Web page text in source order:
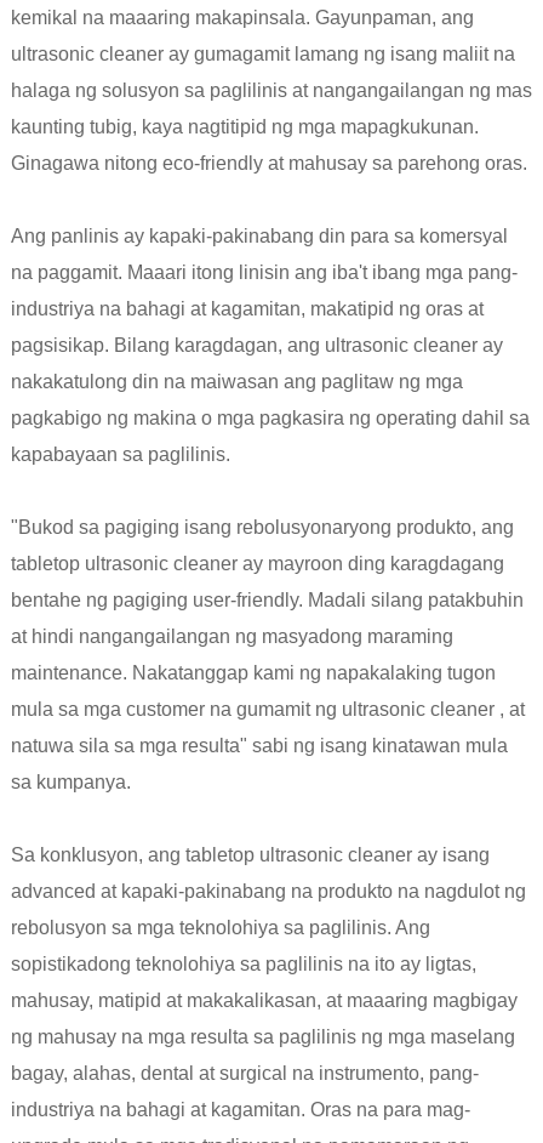
kemikal na maaaring makapinsala. Gayunpaman, ang
ultrasonic cleaner ay gumagamit lamang ng isang maliit na
halaga ng solusyon sa paglilinis at nangangailangan ng mas
kaunting tubig, kaya nagtitipid ng mga mapagkukunan.
Ginagawa nitong eco-friendly at mahusay sa parehong oras.
Ang panlinis ay kapaki-pakinabang din para sa komersyal
na paggamit. Maaari itong linisin ang iba't ibang mga pang-
industriya na bahagi at kagamitan, makatipid ng oras at
pagsisikap. Bilang karagdagan, ang ultrasonic cleaner ay
nakakatulong din na maiwasan ang paglitaw ng mga
pagkabigo ng makina o mga pagkasira ng operating dahil sa
kapabayaan sa paglilinis.
"Bukod sa pagiging isang rebolusyonaryong produkto, ang
tabletop ultrasonic cleaner ay mayroon ding karagdagang
bentahe ng pagiging user-friendly. Madali silang patakbuhin
at hindi nangangailangan ng masyadong maraming
maintenance. Nakatanggap kami ng napakalaking tugon
mula sa mga customer na gumamit ng ultrasonic cleaner , at
natuwa sila sa mga resulta" sabi ng isang kinatawan mula
sa kumpanya.
Sa konklusyon, ang tabletop ultrasonic cleaner ay isang
advanced at kapaki-pakinabang na produkto na nagdulot ng
rebolusyon sa mga teknolohiya sa paglilinis. Ang
sopistikadong teknolohiya sa paglilinis na ito ay ligtas,
mahusay, matipid at makakalikasan, at maaaring magbigay
ng mahusay na mga resulta sa paglilinis ng mga maselang
bagay, alahas, dental at surgical na instrumento, pang-
industriya na bahagi at kagamitan. Oras na para mag-